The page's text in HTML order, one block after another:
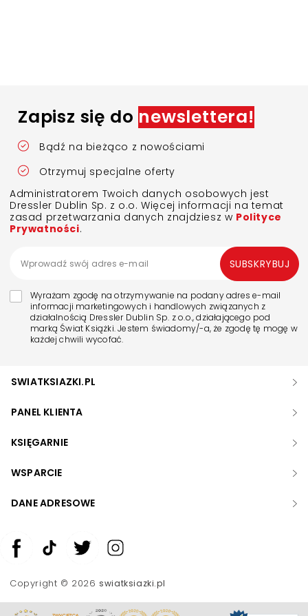
Zapisz się do newslettera!
Bądź na bieżąco z nowościami
Otrzymuj specjalne oferty
Administratorem Twoich danych osobowych jest
Dressler Dublin Sp. z o.o. Więcej informacji na temat
zasad przetwarzania danych znajdziesz w Polityce
Prywatności.
Wyrażam zgodę na otrzymywanie na podany adres e-mail
informacji marketingowych i handlowych związanych z
działalnością Dressler Dublin Sp. z o.o., działającego pod
marką Świat Książki. Jestem świadomy/-a, że zgodę tę mogę w
każdej chwili wycofać.
SUBSKRYBUJ
SWIATKSIAZKI.PL
PANEL KLIENTA
KSIĘGARNIE
WSPARCIE
DANE ADRESOWE
Copyright © 2026swiatksiazki.pl
Zwiększ rozmiar czcionki